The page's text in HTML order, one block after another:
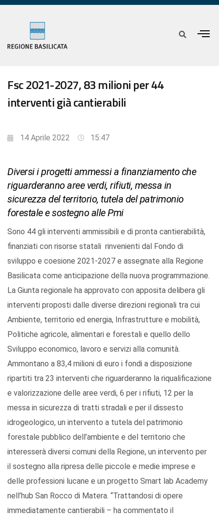
Fsc 2021-2027, 83 milioni per 44
interventi già cantierabili
14 Aprile 2022 15:47
Diversi i progetti ammessi a finanziamento che
riguarderanno aree verdi, rifiuti, messa in
sicurezza del territorio, tutela del patrimonio
forestale e sostegno alle Pmi
Sono 44 gli interventi ammissibili e di pronta cantierabilità,
finanziati con risorse statali rinvenienti dal Fondo di
sviluppo e coesione 2021-2027 e assegnate alla Regione
Basilicata come anticipazione della nuova programmazione.
La Giunta regionale ha approvato con apposita delibera gli
interventi proposti dalle diverse direzioni regionali tra cui
Ambiente, territorio ed energia, Infrastrutture e mobilità,
Politiche agricole, alimentari e forestali e quello dello
Sviluppo economico, lavoro e servizi alla comunità.
Ammontano a 83,4 milioni di euro i fondi a disposizione
ripartiti tra 23 interventi che riguarderanno la riqualificazione
e valorizzazione delle aree verdi, 6 per i rifiuti, 12 per la
messa in sicurezza di tratti stradali e per il dissesto
idrogeologico, un intervento a tutela del patrimonio
forestale pubblico dell’ambiente e del territorio che
interesserà diversi comuni della Regione, un intervento per
il sostegno alla ripresa delle piccole e medie imprese e
delle professioni lucane e un progetto Smart lab Academy
nell’hub San Rocco di Matera. “Trattandosi di opere
immediatamente cantierabili – ha commentato il